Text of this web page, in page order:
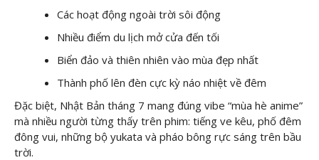
Các hoạt động ngoài trời sôi động
Nhiều điểm du lịch mở cửa đến tối
Biển đảo và thiên nhiên vào mùa đẹp nhất
Thành phố lên đèn cực kỳ náo nhiệt về đêm
Đặc biệt, Nhật Bản tháng 7 mang đúng vibe “mùa hè anime”
mà nhiều người từng thấy trên phim: tiếng ve kêu, phố đêm
đông vui, những bộ yukata và pháo bông rực sáng trên bầu
trời.